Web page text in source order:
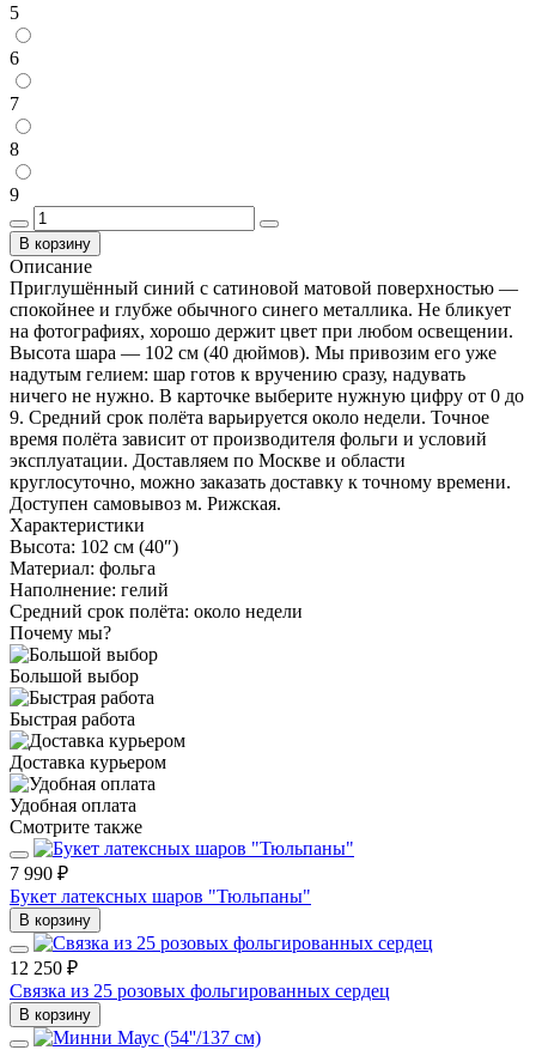
5
6
7
8
9
В корзину
Описание
Приглушённый синий с сатиновой матовой поверхностью —
спокойнее и глубже обычного синего металлика. Не бликует
на фотографиях, хорошо держит цвет при любом освещении.
Высота шара — 102 см (40 дюймов). Мы привозим его уже
надутым гелием: шар готов к вручению сразу, надувать
ничего не нужно. В карточке выберите нужную цифру от 0 до
9. Средний срок полёта варьируется около недели. Точное
время полёта зависит от производителя фольги и условий
эксплуатации. Доставляем по Москве и области
круглосуточно, можно заказать доставку к точному времени.
Доступен самовывоз м. Рижская.
Характеристики
Высота: 102 см (40″)
Материал: фольга
Наполнение: гелий
Средний срок полёта: около недели
Почему мы?
Большой выбор
Быстрая работа
Доставка курьером
Удобная оплата
Смотрите также
7 990 ₽
Букет латексных шаров "Тюльпаны"
В корзину
12 250 ₽
Связка из 25 розовых фольгированных сердец
В корзину